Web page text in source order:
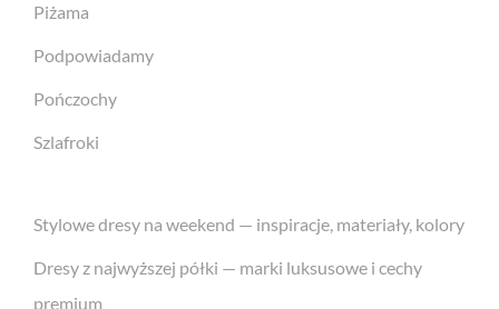
Piżama
Podpowiadamy
Pończochy
Szlafroki
Stylowe dresy na weekend — inspiracje, materiały, kolory
Dresy z najwyższej półki — marki luksusowe i cechy
premium